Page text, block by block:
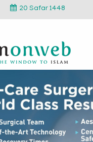
20 Safar 1448